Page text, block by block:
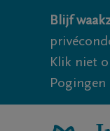
Blijf
Klik niet